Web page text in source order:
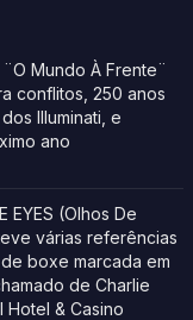
Mundo À Frente¨
conflitos, 250 anos
Illuminati, e
ano
EYES (Olhos De
várias referências
boxe marcada em
de Charlie
Hotel & Casino